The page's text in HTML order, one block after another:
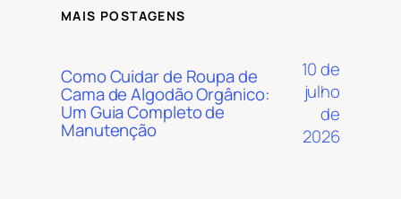
MAIS POSTAGENS
Como Cuidar de Roupa de
Cama de Algodão Orgânico:
Um Guia Completo de
Manutenção
10 de
julho
de
2026